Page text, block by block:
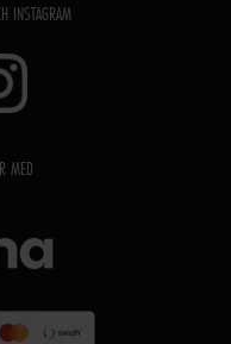
INSTAGRAM
MED